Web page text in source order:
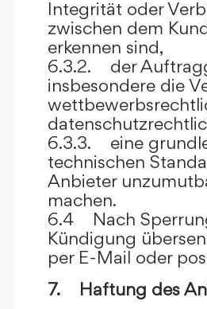
Integrität oder
zwischen dem
erkennen sind,
6.3.2. der
insbesondere die
6.3.3. eine
technischen
Anbieter
machen.
6.4 Nach
Kündigung
per E-Mail oder
7. Haftung des